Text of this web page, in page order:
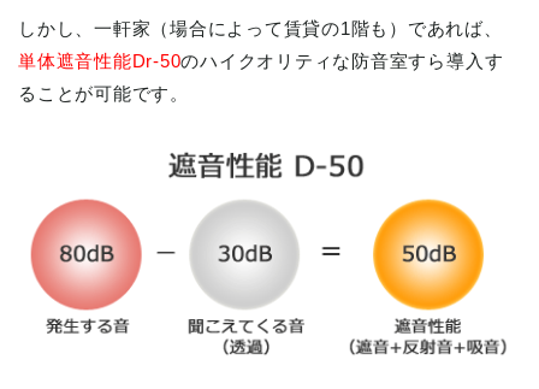
しかし、一軒家（場合によって賃貸の1階も）であれば、
単体遮音性能Dr-50のハイクオリティな防音室すら導入す
ることが可能です。